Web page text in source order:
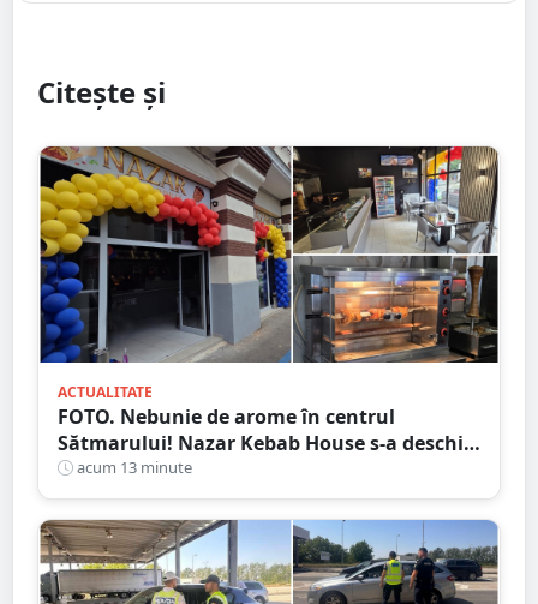
Citește și
ACTUALITATE
FOTO. Nebunie de arome în centrul
Sătmarului! Nazar Kebab House s-a deschis
cu șaorma la 20 de lei
acum 13 minute